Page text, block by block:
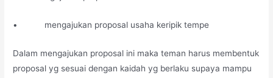
• mengajukan proposal usaha keripik tempe
Dalam mengajukan proposal ini maka teman harus membentuk
proposal yg sesuai dengan kaidah yg berlaku supaya mampu